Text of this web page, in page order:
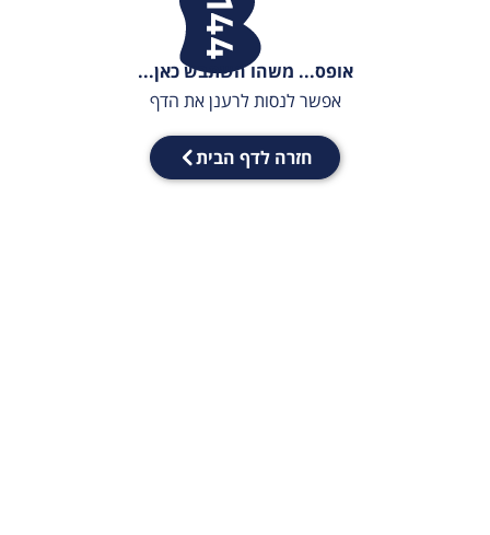
אופס... משהו השתבש כאן...
אפשר לנסות לרענן את הדף
חזרה לדף הבית